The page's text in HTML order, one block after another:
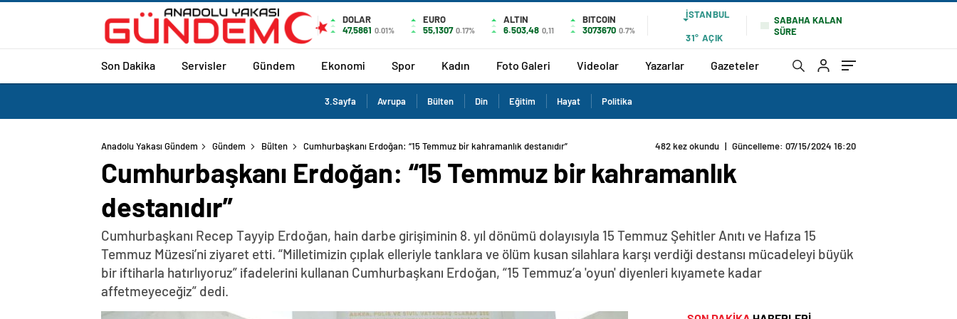
DOLAR
47,5861 0.01%
EURO
55,1307 0.17%
ALTIN
6.503,48 0,11
BITCOIN
3073670 0.7%
İSTANBUL
31° AÇIK
SABAHA KALAN
SÜRE
Son Dakika Servisler Gündem Ekonomi Spor Kadın Foto Galeri Videolar Yazarlar Gazeteler
3.Sayfa Avrupa Bülten Din Eğitim Hayat Politika
Anadolu Yakası Gündem Gündem Bülten Cumhurbaşkanı Erdoğan: “15 Temmuz bir kahramanlık destanıdır” 482 kez okundu | Güncelleme: 07/15/2024 16:20
Cumhurbaşkanı Erdoğan: “15 Temmuz bir kahramanlık
destanıdır”
Cumhurbaşkanı Recep Tayyip Erdoğan, hain darbe girişiminin 8. yıl dönümü dolayısıyla 15 Temmuz Şehitler Anıtı ve Hafıza 15
Temmuz Müzesi’ni ziyaret etti. “Milletimizin çıplak elleriyle tanklara ve ölüm kusan silahlara karşı verdiği destansı mücadeleyi büyük
bir iftiharla hatırlıyoruz” ifadelerini kullanan Cumhurbaşkanı Erdoğan, “15 Temmuz’a 'oyun' diyenleri kıyamete kadar
affetmeyeceğiz” dedi.